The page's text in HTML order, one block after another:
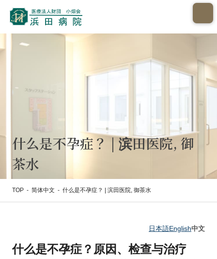
什么是不孕症？ | 滨田医院, 御
茶水
TOP - 简体中文 - 什么是不孕症？ | 滨田医院, 御茶水
日本語English中文
什么是不孕症？原因、检查与治疗